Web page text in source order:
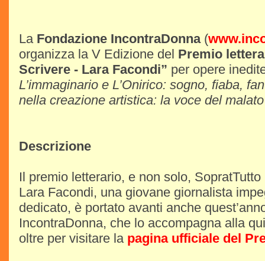
La Fondazione IncontraDonna(
organizza la V Edizione del Premio
Scrivere - Lara Facondi” per opere
L’immaginario e L’Onirico: sogno, fiaba,
nella creazione artistica: la voce del
Descrizione
Il premio letterario, e non solo,
Lara Facondi, una giovane giornalista
dedicato, è portato avanti anche
IncontraDonna, che lo accompagna alla
oltre per visitare la pagina ufficiale del